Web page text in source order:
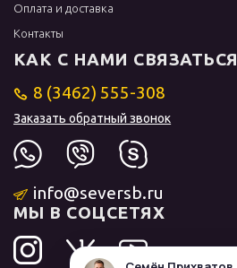
Оплата и доставка
Контакты
КАК С НАМИ СВЯЗАТЬСЯ
8 (3462) 555-308
Заказать обратный звонок
info@seversb.ru
МЫ В СОЦСЕТЯХ